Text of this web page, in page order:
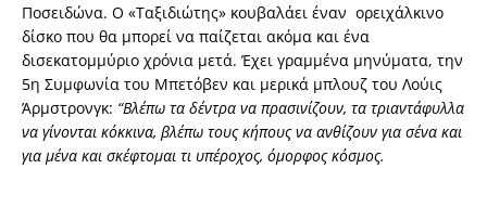
Ποσειδώνα. Ο «Ταξιδιώτης» κουβαλάει έναν ορειχάλκινο
δίσκο που θα μπορεί να παίζεται ακόμα και ένα
δισεκατομμύριο χρόνια μετά. Έχει γραμμένα μηνύματα, την
5η Συμφωνία του Μπετόβεν και μερικά μπλουζ του Λούις
Άρμστρονγκ: “Βλέπω τα δέντρα να πρασινίζουν, τα τριαντάφυλλα
να γίνονται κόκκινα, βλέπω τους κήπους να ανθίζουν για σένα και
για μένα και σκέφτομαι τι υπέροχος, όμορφος κόσμος.